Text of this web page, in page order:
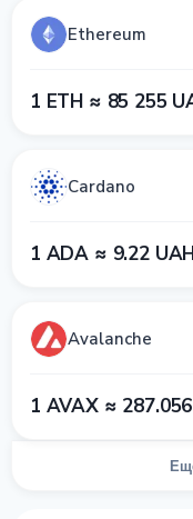
Ethereum
1 ETH ≈ 85 255
Cardano
1 ADA ≈ 9.22
Avalanche
1 AVAX ≈